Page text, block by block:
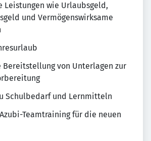
Leistungen wie Urlaubsgeld,
und Vermögenswirksame
Bereitstellung von Unterlagen zur
Schulbedarf und Lernmitteln
Teamtraining für die neuen